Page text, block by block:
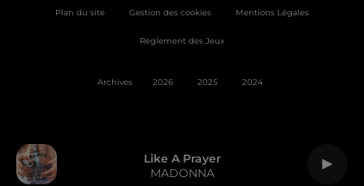
Like A Prayer
MADONNA
Plan du site Gestion des cookies Mentions Légales
Règlement des Jeux
Archives 2026 2025 2024